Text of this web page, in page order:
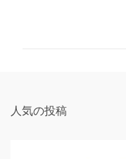
人気の投稿